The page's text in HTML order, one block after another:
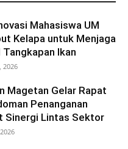
Mahasiswa UM
Kelapa untuk Menjaga
Ikan
2026
Magetan Gelar Rapat
Penanganan
Sinergi Lintas Sektor